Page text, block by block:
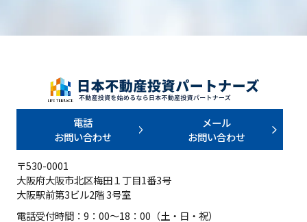
電話
お問い合わせ
メール
お問い合わせ
〒530-0001
大阪府大阪市北区梅田１丁目1番3号
大阪駅前第3ビル2階 3号室
電話受付時間：9：00～18：00（土・日・祝）